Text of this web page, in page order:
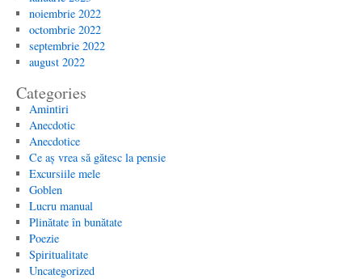
noiembrie 2022
octombrie 2022
septembrie 2022
august 2022
Categories
Amintiri
Anecdotic
Anecdotice
Ce aș vrea să gătesc la pensie
Excursiile mele
Goblen
Lucru manual
Plinătate în bunătate
Poezie
Spiritualitate
Uncategorized